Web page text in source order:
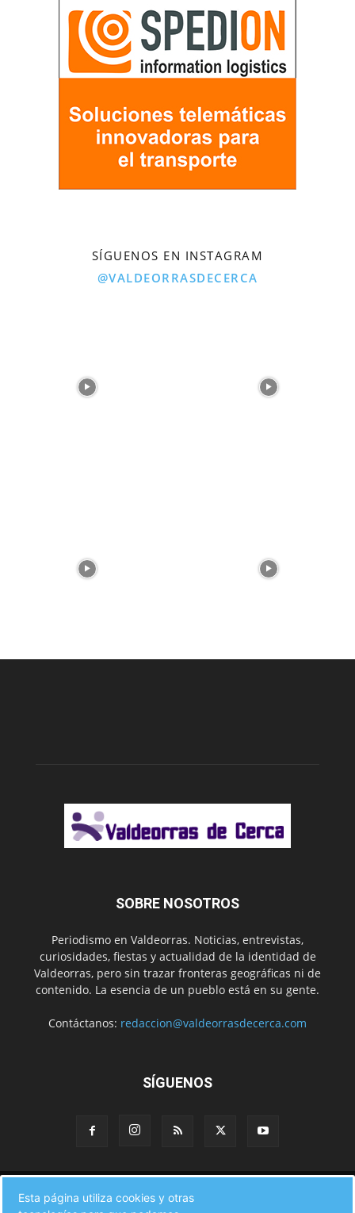
SÍGUENOS EN INSTAGRAM
@VALDEORRASDECERCA
SOBRE NOSOTROS
Periodismo en Valdeorras. Noticias, entrevistas,
curiosidades, fiestas y actualidad de la identidad de
Valdeorras, pero sin trazar fronteras geográficas ni de
contenido. La esencia de un pueblo está en su gente.
Contáctanos: redaccion@valdeorrasdecerca.com
SÍGUENOS
A pie de calle
Fiestas Eventos Cultura
Esta página utiliza cookies y otras